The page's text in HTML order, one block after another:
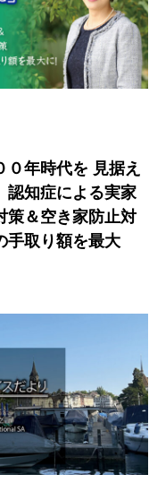
年時代を 見据え
知症による実家
策＆空き家防止対
手取り額を最大